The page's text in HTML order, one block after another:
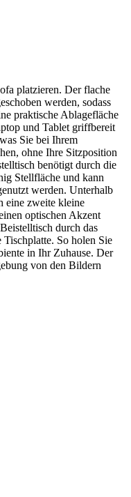
platzieren. Der flache
werden, sodass
praktische Ablagefläche
und Tablet griffbereit
Sie bei Ihrem
ohne Ihre Sitzposition
benötigt durch die
Stellfläche und kann
werden. Unterhalb
eine zweite kleine
optischen Akzent
durch das
So holen Sie
in Ihr Zuhause. Der
von den Bildern